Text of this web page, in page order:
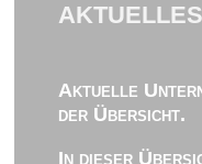
AKTUELLES
Aktuelle
der Übersicht.
In dieser